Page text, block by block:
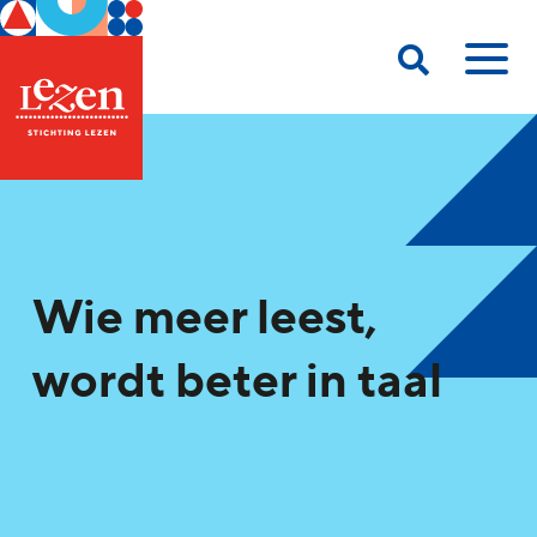
Wie meer leest,
wordt beter in taal